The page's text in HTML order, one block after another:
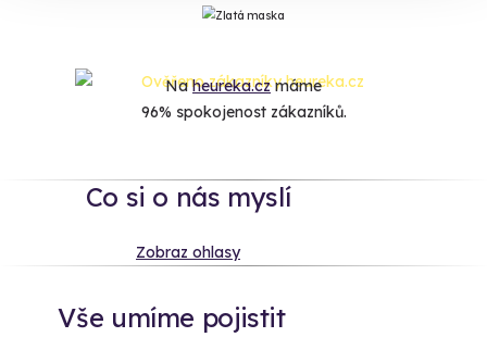
Naheureka.czmáme
96% spokojenost zákazníků.
Co si o nás myslí
Zobraz ohlasy
Vše umíme pojistit